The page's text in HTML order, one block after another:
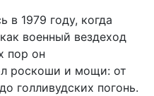
в 1979 году, когда
военный вездеход
пор он
роскоши и мощи: от
голливудских погонь.